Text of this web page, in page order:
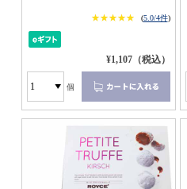
★★★★★
★★★★★ (5.0/4件)
¥1,107（税込）
個